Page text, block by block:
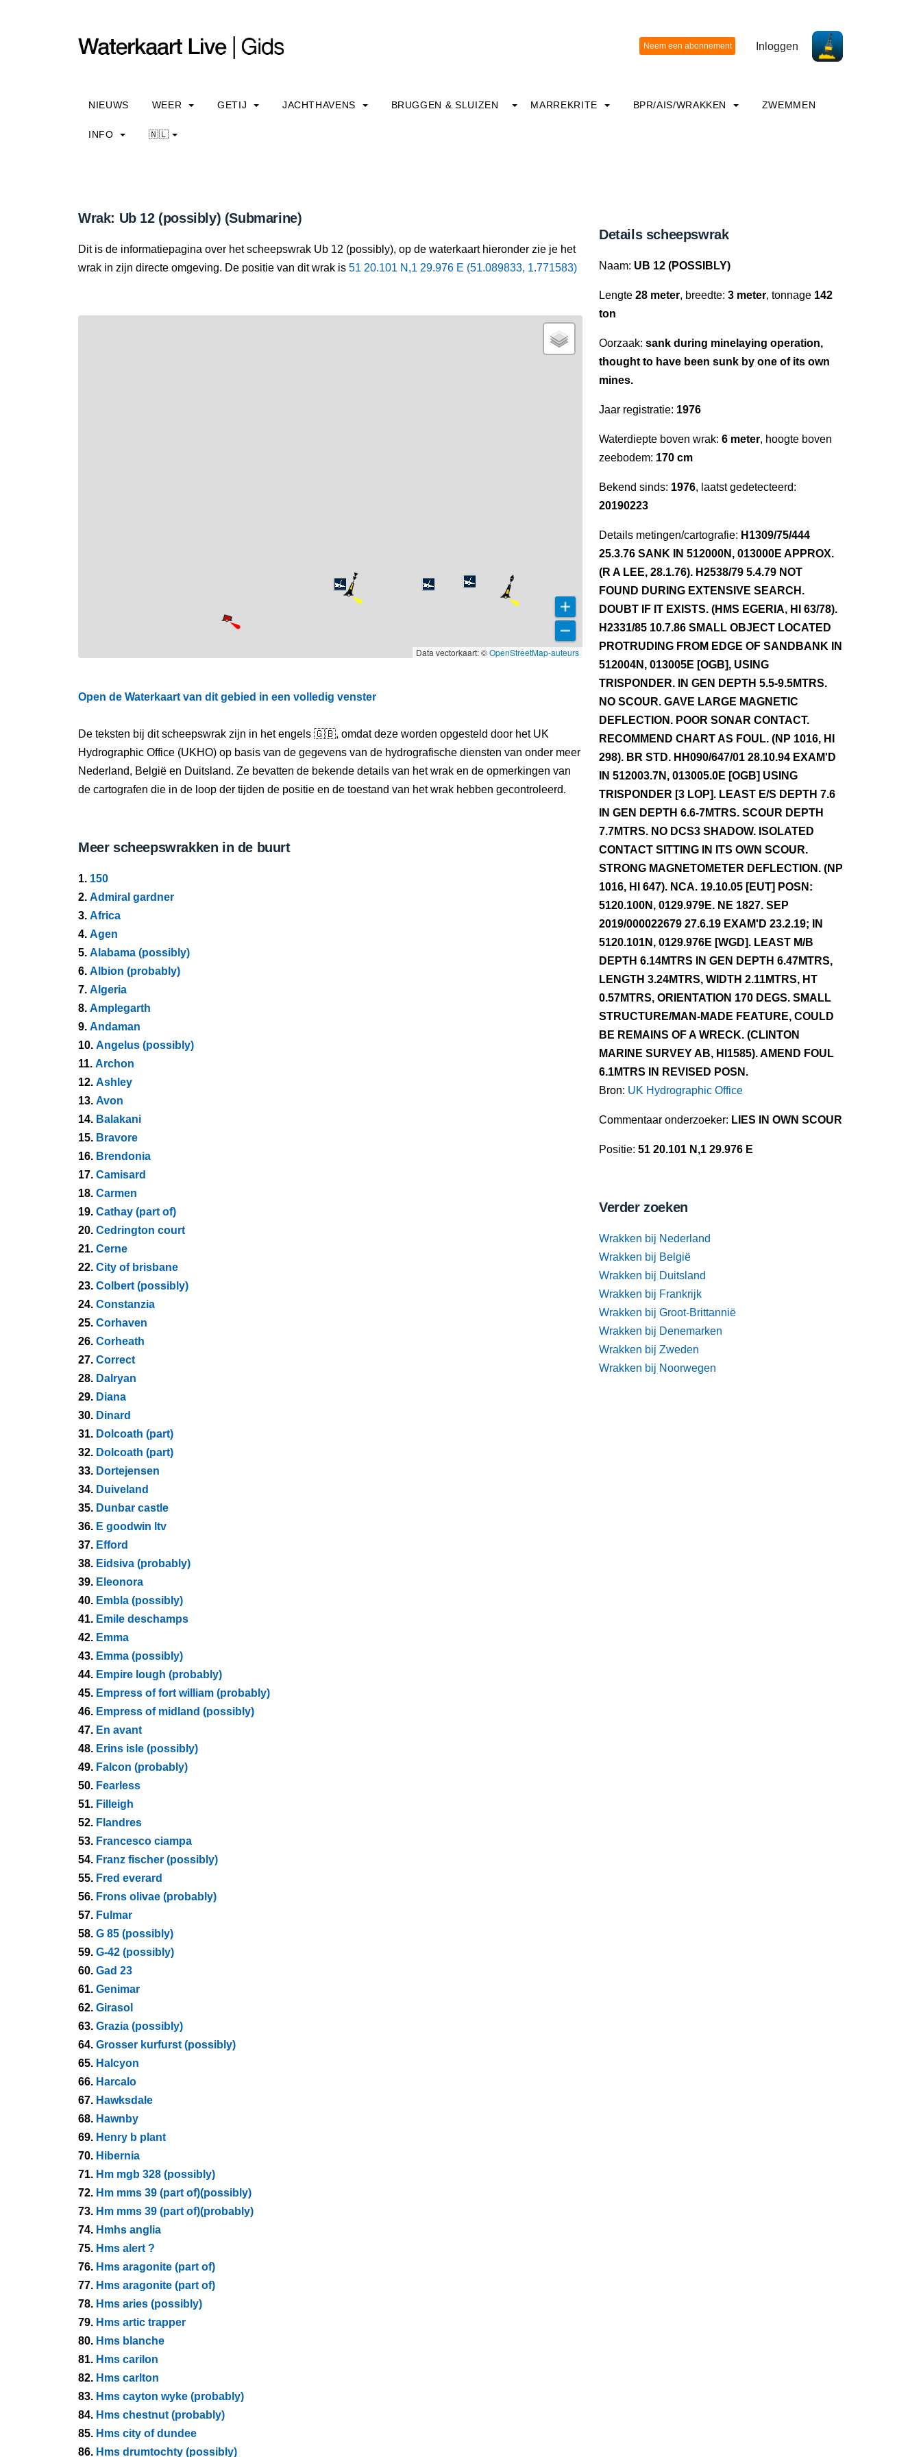
Inloggen
NIEUWS WEER GETIJ JACHTHAVENS BRUGGEN & SLUIZEN MARREKRITE BPR/AIS/WRAKKEN ZWEMMEN
INFO 🇳🇱
Wrak: Ub 12 (possibly) (Submarine)
Dit is de informatiepagina over het scheepswrak Ub 12 (possibly), op de waterkaart hieronder zie je het
wrak in zijn directe omgeving. De positie van dit wrak is 51 20.101 N,1 29.976 E (51.089833, 1.771583)
Data vectorkaart: ©OpenStreetMap-auteurs
Open de Waterkaart van dit gebied in een volledig venster
De teksten bij dit scheepswrak zijn in het engels 🇬🇧, omdat deze worden opgesteld door het UK
Hydrographic Office (UKHO) op basis van de gegevens van de hydrografische diensten van onder meer
Nederland, België en Duitsland. Ze bevatten de bekende details van het wrak en de opmerkingen van
de cartografen die in de loop der tijden de positie en de toestand van het wrak hebben gecontroleerd.
Meer scheepswrakken in de buurt
1. 150
2. Admiral gardner
3. Africa
4. Agen
5. Alabama (possibly)
6. Albion (probably)
7. Algeria
8. Amplegarth
9. Andaman
10. Angelus (possibly)
11. Archon
12. Ashley
13. Avon
14. Balakani
15. Bravore
16. Brendonia
17. Camisard
18. Carmen
19. Cathay (part of)
20. Cedrington court
21. Cerne
22. City of brisbane
23. Colbert (possibly)
24. Constanzia
25. Corhaven
26. Corheath
27. Correct
28. Dalryan
29. Diana
30. Dinard
31. Dolcoath (part)
32. Dolcoath (part)
33. Dortejensen
34. Duiveland
35. Dunbar castle
36. E goodwin ltv
37. Efford
38. Eidsiva (probably)
39. Eleonora
40. Embla (possibly)
41. Emile deschamps
42. Emma
43. Emma (possibly)
44. Empire lough (probably)
45. Empress of fort william (probably)
46. Empress of midland (possibly)
47. En avant
48. Erins isle (possibly)
49. Falcon (probably)
50. Fearless
51. Filleigh
52. Flandres
53. Francesco ciampa
54. Franz fischer (possibly)
55. Fred everard
56. Frons olivae (probably)
57. Fulmar
58. G 85 (possibly)
59. G-42 (possibly)
60. Gad 23
61. Genimar
62. Girasol
63. Grazia (possibly)
64. Grosser kurfurst (possibly)
65. Halcyon
66. Harcalo
67. Hawksdale
68. Hawnby
69. Henry b plant
70. Hibernia
71. Hm mgb 328 (possibly)
72. Hm mms 39 (part of)(possibly)
73. Hm mms 39 (part of)(probably)
74. Hmhs anglia
75. Hms alert ?
76. Hms aragonite (part of)
77. Hms aragonite (part of)
78. Hms aries (possibly)
79. Hms artic trapper
80. Hms blanche
81. Hms carilon
82. Hms carlton
83. Hms cayton wyke (probably)
84. Hms chestnut (probably)
85. Hms city of dundee
86. Hms drumtochty (possibly)
Details scheepswrak
Naam: UB 12 (POSSIBLY)
Lengte 28 meter, breedte: 3 meter, tonnage 142
ton
Oorzaak: sank during minelaying operation,
thought to have been sunk by one of its own
mines.
Jaar registratie: 1976
Waterdiepte boven wrak: 6 meter, hoogte boven
zeebodem: 170 cm
Bekend sinds: 1976, laatst gedetecteerd:
20190223
Details metingen/cartografie: H1309/75/444
25.3.76 SANK IN 512000N, 013000E APPROX.
(R A LEE, 28.1.76). H2538/79 5.4.79 NOT
FOUND DURING EXTENSIVE SEARCH.
DOUBT IF IT EXISTS. (HMS EGERIA, HI 63/78).
H2331/85 10.7.86 SMALL OBJECT LOCATED
PROTRUDING FROM EDGE OF SANDBANK IN
512004N, 013005E [OGB], USING
TRISPONDER. IN GEN DEPTH 5.5-9.5MTRS.
NO SCOUR. GAVE LARGE MAGNETIC
DEFLECTION. POOR SONAR CONTACT.
RECOMMEND CHART AS FOUL. (NP 1016, HI
298). BR STD. HH090/647/01 28.10.94 EXAM'D
IN 512003.7N, 013005.0E [OGB] USING
TRISPONDER [3 LOP]. LEAST E/S DEPTH 7.6
IN GEN DEPTH 6.6-7MTRS. SCOUR DEPTH
7.7MTRS. NO DCS3 SHADOW. ISOLATED
CONTACT SITTING IN ITS OWN SCOUR.
STRONG MAGNETOMETER DEFLECTION. (NP
1016, HI 647). NCA. 19.10.05 [EUT] POSN:
5120.100N, 0129.979E. NE 1827. SEP
2019/000022679 27.6.19 EXAM'D 23.2.19; IN
5120.101N, 0129.976E [WGD]. LEAST M/B
DEPTH 6.14MTRS IN GEN DEPTH 6.47MTRS,
LENGTH 3.24MTRS, WIDTH 2.11MTRS, HT
0.57MTRS, ORIENTATION 170 DEGS. SMALL
STRUCTURE/MAN-MADE FEATURE, COULD
BE REMAINS OF A WRECK. (CLINTON
MARINE SURVEY AB, HI1585). AMEND FOUL
6.1MTRS IN REVISED POSN.
Bron: UK Hydrographic Office
Commentaar onderzoeker: LIES IN OWN SCOUR
Positie: 51 20.101 N,1 29.976 E
Verder zoeken
Wrakken bij Nederland
Wrakken bij België
Wrakken bij Duitsland
Wrakken bij Frankrijk
Wrakken bij Groot-Brittannië
Wrakken bij Denemarken
Wrakken bij Zweden
Wrakken bij Noorwegen